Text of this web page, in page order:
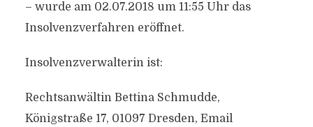
– wurde am 02.07.2018 um 11:55 Uhr das
Insolvenzverfahren eröffnet.
Insolvenzverwalterin ist:
Rechtsanwältin Bettina Schmudde,
Königstraße 17, 01097 Dresden, Email